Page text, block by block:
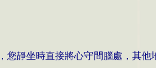
您靜坐時直接將心守間腦處，其